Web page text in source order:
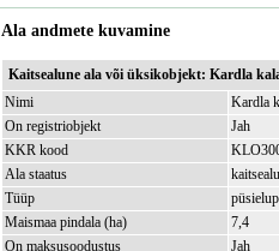
Ala andmete kuvamine
Kaitsealune ala või üksikobjekt: Kardla
Nimi
Kardla
On registriobjekt
Jah
KKR kood
Ala staatus
Tüüp
Maismaa pindala (ha)
7,4
On maksusoodustus
Jah